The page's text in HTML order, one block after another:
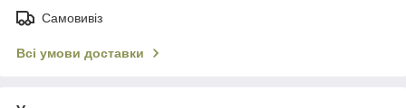
Самовивіз
Всі умови доставки